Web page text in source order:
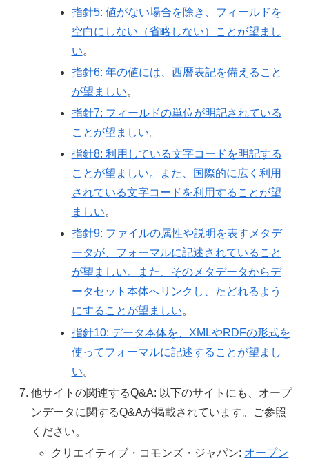
指針5: 値がない場合を除き、フィールドを
空白にしない（省略しない）ことが望まし
い。
指針6: 年の値には、西暦表記を備えること
が望ましい。
指針7: フィールドの単位が明記されている
ことが望ましい。
指針8: 利用している文字コードを明記する
ことが望ましい。また、国際的に広く利用
されている文字コードを利用することが望
ましい。
指針9: ファイルの属性や説明を表すメタデ
ータが、フォーマルに記述されていること
が望ましい。また、そのメタデータからデ
ータセット本体へリンクし、たどれるよう
にすることが望ましい。
指針10: データ本体を、XMLやRDFの形式を
使ってフォーマルに記述することが望まし
い。
他サイトの関連するQ&A: 以下のサイトにも、オープ
ンデータに関するQ&Aが掲載されています。ご参照
ください。
クリエイティブ・コモンズ・ジャパン: オープン